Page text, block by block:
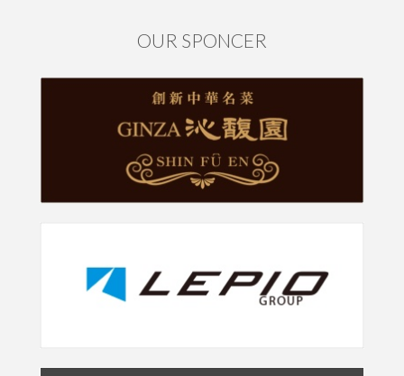
OUR SPONCER